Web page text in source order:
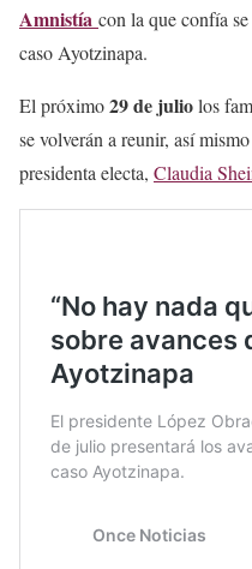
Amnistía con la que confía
caso Ayotzinapa.
El próximo29 de juliolos
se volverán a reunir, así
presidenta electa, Claudia